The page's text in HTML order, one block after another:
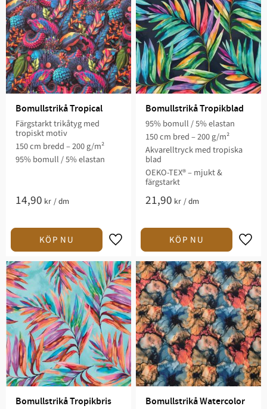
Bomullstrikå Tropical
Färgstarkt trikåtyg med
tropiskt motiv
150 cm bredd – 200 g/m²
95% bomull / 5% elastan
14,90 kr /dm
Lägg till i favoriter
Bomullstrikå Tropikblad
95% bomull / 5% elastan
150 cm bred – 200 g/m²
Akvarelltryck med tropiska
blad
OEKO-TEX® – mjukt &
färgstarkt
21,90 kr /dm
Bomullstrikå Tropikbris
Bomullstrikå Watercolor